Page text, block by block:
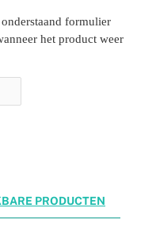
locaties!
kan in de lucht
gebruik!
formulier
het product weer
PRODUCTEN